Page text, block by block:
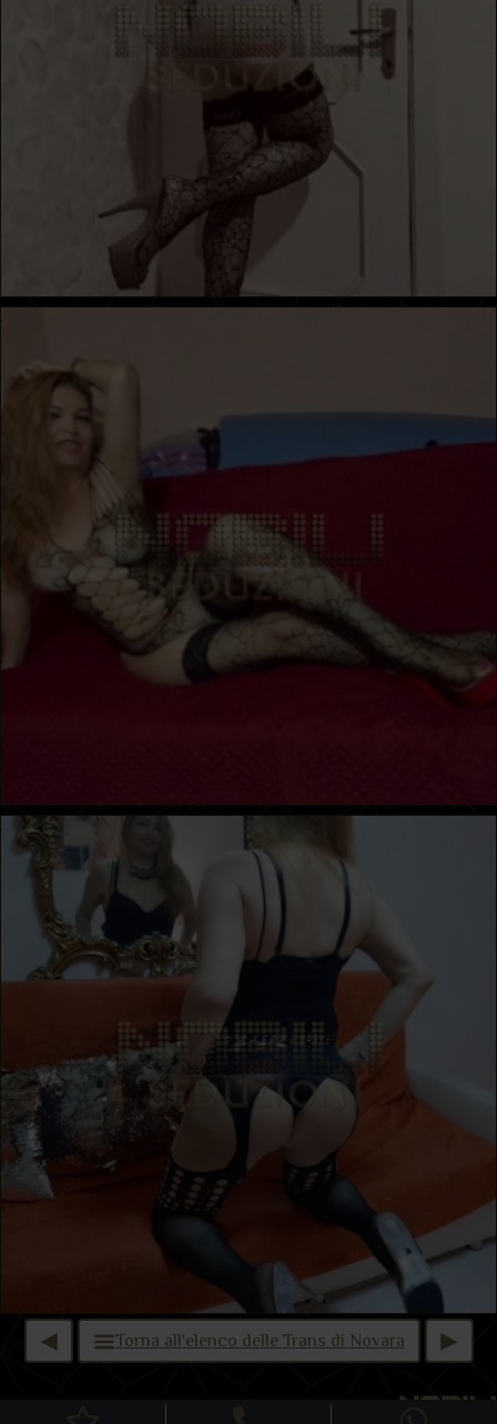
Torna all'elenco delle Trans di Novara